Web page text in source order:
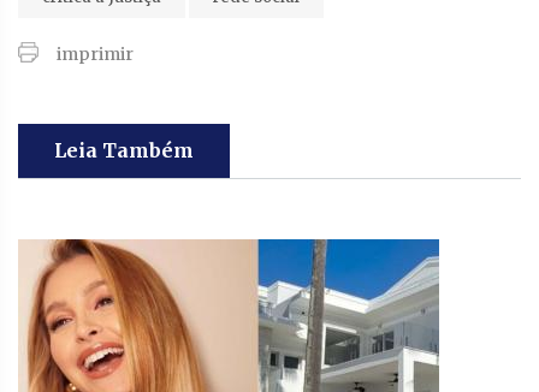
imprimir
Leia Também